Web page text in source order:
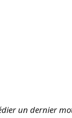
un dernier